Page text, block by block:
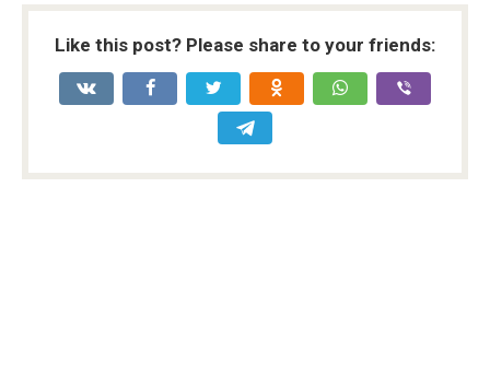
Like this post? Please share to your friends: